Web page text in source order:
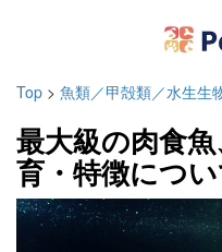
Top > 魚類／甲殻類／水生生
最大級の肉食
育・特徴につ